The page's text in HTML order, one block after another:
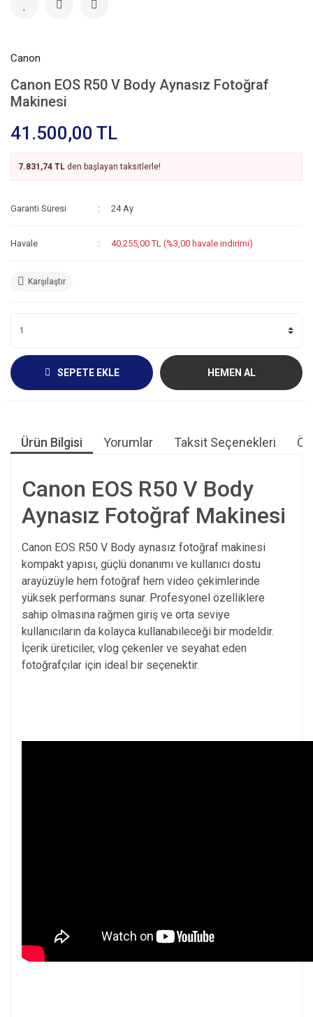
Canon
Canon EOS R50 V Body Aynasız Fotoğraf
Makinesi
41.500,00 TL
7.831,74 TL den başlayan taksitlerle!
Garanti Süresi 24 Ay
Havale 40.255,00 TL (%3,00 havale indirimi)
Karşılaştır
SEPETE EKLE HEMEN AL
Ürün Bilgisi Yorumlar Taksit Seçenekleri
Canon EOS R50 V Body
Aynasız Fotoğraf Makinesi
Canon EOS R50 V Body aynasız fotoğraf makinesi
kompakt yapısı, güçlü donanımı ve kullanıcı dostu
arayüzüyle hem fotoğraf hem video çekimlerinde
yüksek performans sunar. Profesyonel özelliklere
sahip olmasına rağmen giriş ve orta seviye
kullanıcıların da kolayca kullanabileceği bir modeldir.
İçerik üreticiler, vlog çekenler ve seyahat eden
fotoğrafçılar için ideal bir seçenektir.